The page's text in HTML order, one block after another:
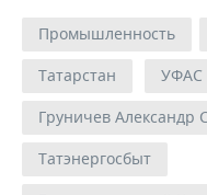
Промышленность
Татарстан
УФАС
Груничев Александр
Татэнергосбыт